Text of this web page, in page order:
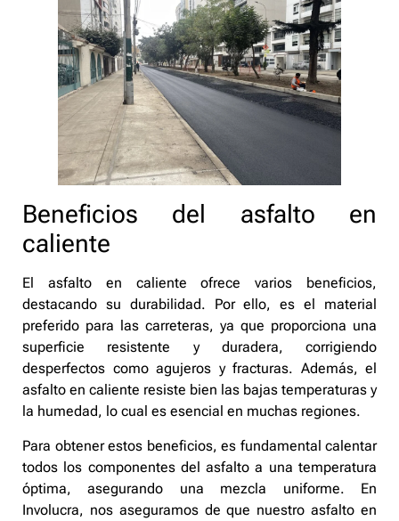
Beneficios del asfalto en
caliente
El asfalto en caliente ofrece varios beneficios,
destacando su durabilidad. Por ello, es el material
preferido para las carreteras, ya que proporciona una
superficie resistente y duradera, corrigiendo
desperfectos como agujeros y fracturas. Además, el
asfalto en caliente resiste bien las bajas temperaturas y
la humedad, lo cual es esencial en muchas regiones.
Para obtener estos beneficios, es fundamental calentar
todos los componentes del asfalto a una temperatura
óptima, asegurando una mezcla uniforme. En
Involucra, nos aseguramos de que nuestro asfalto en